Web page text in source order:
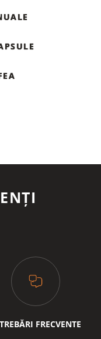
FRECVENTE